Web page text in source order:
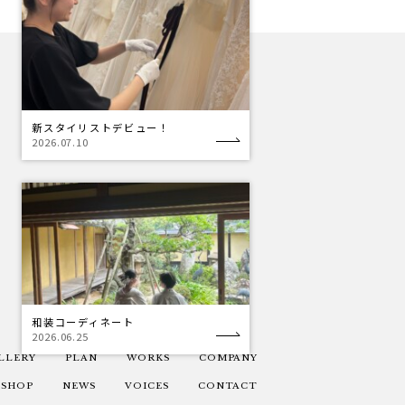
新スタイリストデビュー！
2026.07.10
和装コーディネート
2026.06.25
PLAN WORKS COMPANY
SHOP NEWS VOICES CONTACT